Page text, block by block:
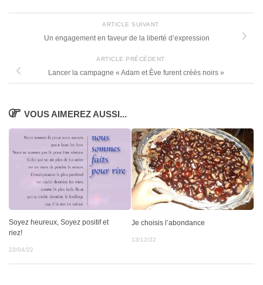
ARTICLE SUIVANT
Un engagement en faveur de la liberté d’expression
ARTICLE PRÉCÉDENT
Lancer la campagne « Adam et Ève furent créés noirs »
VOUS AIMEREZ AUSSI...
Soyez heureux, Soyez positif et
riez!
23/04/22
Je choisis l’abondance
13/12/22